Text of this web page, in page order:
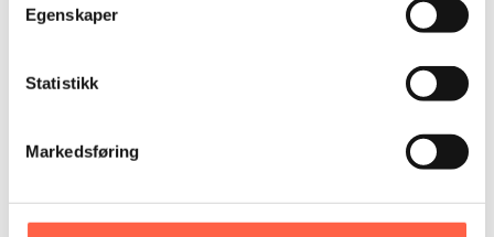
Egenskaper
Statistikk
Markedsføring